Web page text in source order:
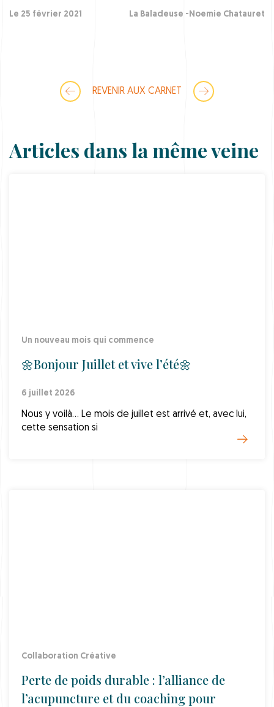
C
A
y
Le 25 février 2021 La Baladeuse -Noemie Chatauret
REVENIR AUX CARNET
Articles dans la même veine
Un nouveau mois qui commence
🌼Bonjour Juillet et vive l’été🌼
6 juillet 2026
Nous y voilà… Le mois de juillet est arrivé et, avec lui,
cette sensation si
Collaboration Créative
Perte de poids durable : l’alliance de
l’acupuncture et du coaching pour